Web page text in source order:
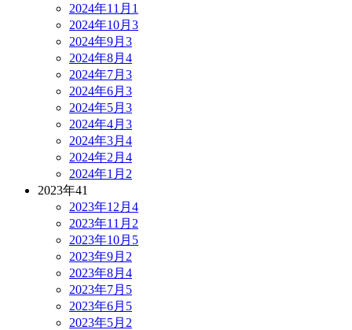
2024年11月 1
2024年10月 3
2024年9月 3
2024年8月 4
2024年7月 3
2024年6月 3
2024年5月 3
2024年4月 3
2024年3月 4
2024年2月 4
2024年1月 2
2023年41
2023年12月 4
2023年11月 2
2023年10月 5
2023年9月 2
2023年8月 4
2023年7月 5
2023年6月 5
2023年5月 2